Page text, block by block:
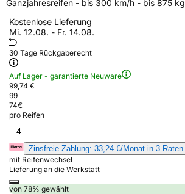
Ganzjahresreifen - bis 300 km/h - bis 875 kg
Kostenlose Lieferung
Mi. 12.08. - Fr. 14.08.
30 Tage Rückgaberecht
Auf Lager - garantierte Neuware
99,74 €
99
74€
pro Reifen
4
Zinsfreie Zahlung: 33,24 €/Monat in 3 Raten
mit Reifenwechsel
Lieferung an die Werkstatt
von 78% gewählt